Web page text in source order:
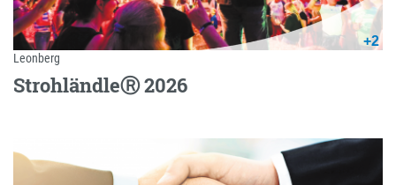
+2
Leonberg
StrohländleⓇ 2026